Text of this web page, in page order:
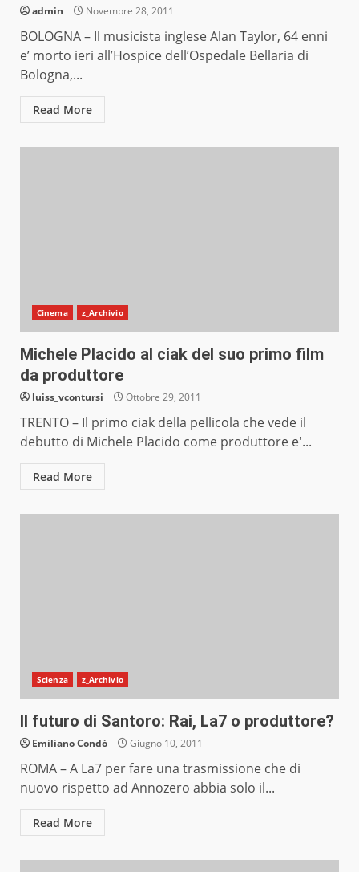
admin Novembre 28, 2011
BOLOGNA – Il musicista inglese Alan Taylor, 64 enni
e’ morto ieri all’Hospice dell’Ospedale Bellaria di
Bologna,...
Read More
Cinema z_Archivio
Michele Placido al ciak del suo primo film
da produttore
luiss_vcontursi Ottobre 29, 2011
TRENTO – Il primo ciak della pellicola che vede il
debutto di Michele Placido come produttore e'...
Read More
Scienza z_Archivio
Il futuro di Santoro: Rai, La7 o produttore?
Emiliano Condò Giugno 10, 2011
ROMA – A La7 per fare una trasmissione che di
nuovo rispetto ad Annozero abbia solo il...
Read More